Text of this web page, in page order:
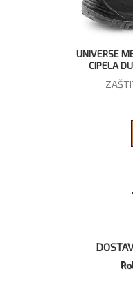
UNIVERSE
CIPELA